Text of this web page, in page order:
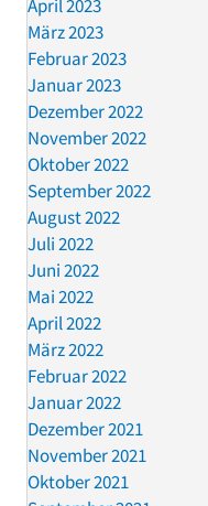
April 2023
März 2023
Februar 2023
Januar 2023
Dezember 2022
November 2022
Oktober 2022
September 2022
August 2022
Juli 2022
Juni 2022
Mai 2022
April 2022
März 2022
Februar 2022
Januar 2022
Dezember 2021
November 2021
Oktober 2021